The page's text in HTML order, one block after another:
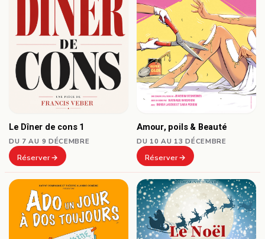
Le Dîner de cons 1
DU 7 AU 9 DÉCEMBRE
Réserver
Amour, poils & Beauté
DU 10 AU 13 DÉCEMBRE
Réserver